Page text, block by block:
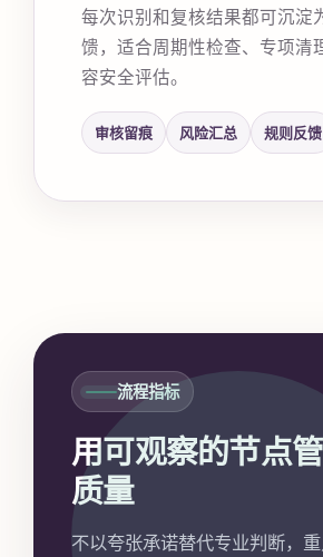
每次识别和复核结果都可沉淀
馈，适合周期性检查、专项清
容安全评估。
审核留痕 风险汇总 规则反馈
流程指标
用可观察的节点
质量
不以夸张承诺替代专业判断，